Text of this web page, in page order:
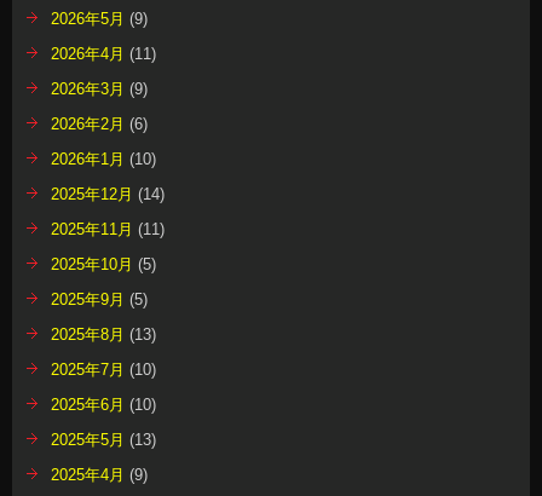
2026年5月 (9)
2026年4月 (11)
2026年3月 (9)
2026年2月 (6)
2026年1月 (10)
2025年12月 (14)
2025年11月 (11)
2025年10月 (5)
2025年9月 (5)
2025年8月 (13)
2025年7月 (10)
2025年6月 (10)
2025年5月 (13)
2025年4月 (9)